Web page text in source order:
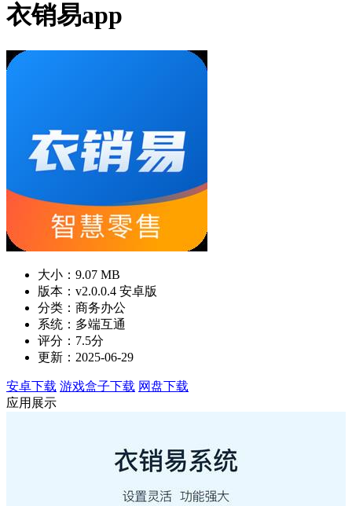
衣销易app
大小：9.07 MB
版本：v2.0.0.4 安卓版
分类：商务办公
系统：多端互通
评分：7.5分
更新：2025-06-29
安卓下载 游戏盒子下载 网盘下载
应用展示